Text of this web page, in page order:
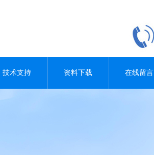
技术支持 资料下载 在线留言